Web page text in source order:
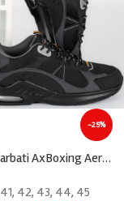
-25%
Adidasi barbati AxBoxing Aero, imitație de piele, material textil, negru
41, 42, 43, 44, 45